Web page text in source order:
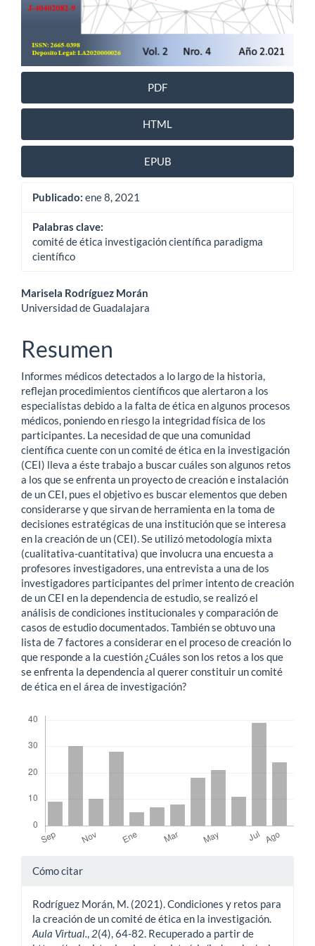
PDF
HTML
EPUB
Publicado: ene 8, 2021
Palabras clave:
comité de ética investigación científica paradigma
científico
Contenido
del
artículo
Marisela Rodríguez Morán
Universidad de Guadalajara
Resumen
Informes médicos detectados a lo largo de la historia,
reflejan procedimientos científicos que alertaron a los
especialistas debido a la falta de ética en algunos procesos
médicos, poniendo en riesgo la integridad física de los
participantes. La necesidad de que una comunidad
científica cuente con un comité de ética en la investigación
(CEI) lleva a éste trabajo a buscar cuáles son algunos retos
a los que se enfrenta un proyecto de creación e instalación
de un CEI, pues el objetivo es buscar elementos que deben
considerarse y que sirvan de herramienta en la toma de
decisiones estratégicas de una institución que se interesa
en la creación de un (CEI). Se utilizó metodología mixta
(cualitativa-cuantitativa) que involucra una encuesta a
profesores investigadores, una entrevista a una de los
investigadores participantes del primer intento de creación
de un CEI en la dependencia de estudio, se realizó el
análisis de condiciones institucionales y comparación de
casos de estudio documentados. También se obtuvo una
lista de 7 factores a considerar en el proceso de creación lo
que responde a la cuestión ¿Cuáles son los retos a los que
se enfrenta la dependencia al querer constituir un comité
de ética en el área de investigación?
Detalles
artículo
Cómo citar
Rodríguez Morán, M. (2021). Condiciones y retos para
la creación de un comité de ética en la investigación.
Aula Virtual., 2(4), 64-82. Recuperado a partir de